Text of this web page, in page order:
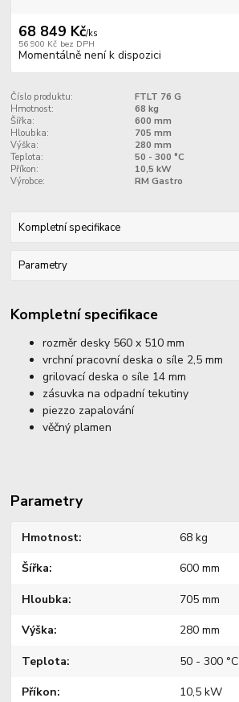
68 849 Kč/ks
56 900 Kč bez DPH
Momentálně není k dispozici
Číslo produktu:
FTLT 76 G
Hmotnost:
68 kg
Šířka:
600 mm
Hloubka:
705 mm
Výška:
280 mm
Teplota:
50 - 300 °C
Příkon:
10,5 kW
Výrobce:
RM Gastro
Kompletní specifikace
Parametry
Kompletní specifikace
rozměr desky 560 x 510 mm
vrchní pracovní deska o síle 2,5 mm
grilovací deska o síle 14 mm
zásuvka na odpadní tekutiny
piezzo zapalování
věčný plamen
Parametry
Hmotnost 68 kg
Šířka 600 mm
Hloubka 705 mm
Výška 280 mm
Teplota 50 - 300 °C
Příkon 10,5 kW